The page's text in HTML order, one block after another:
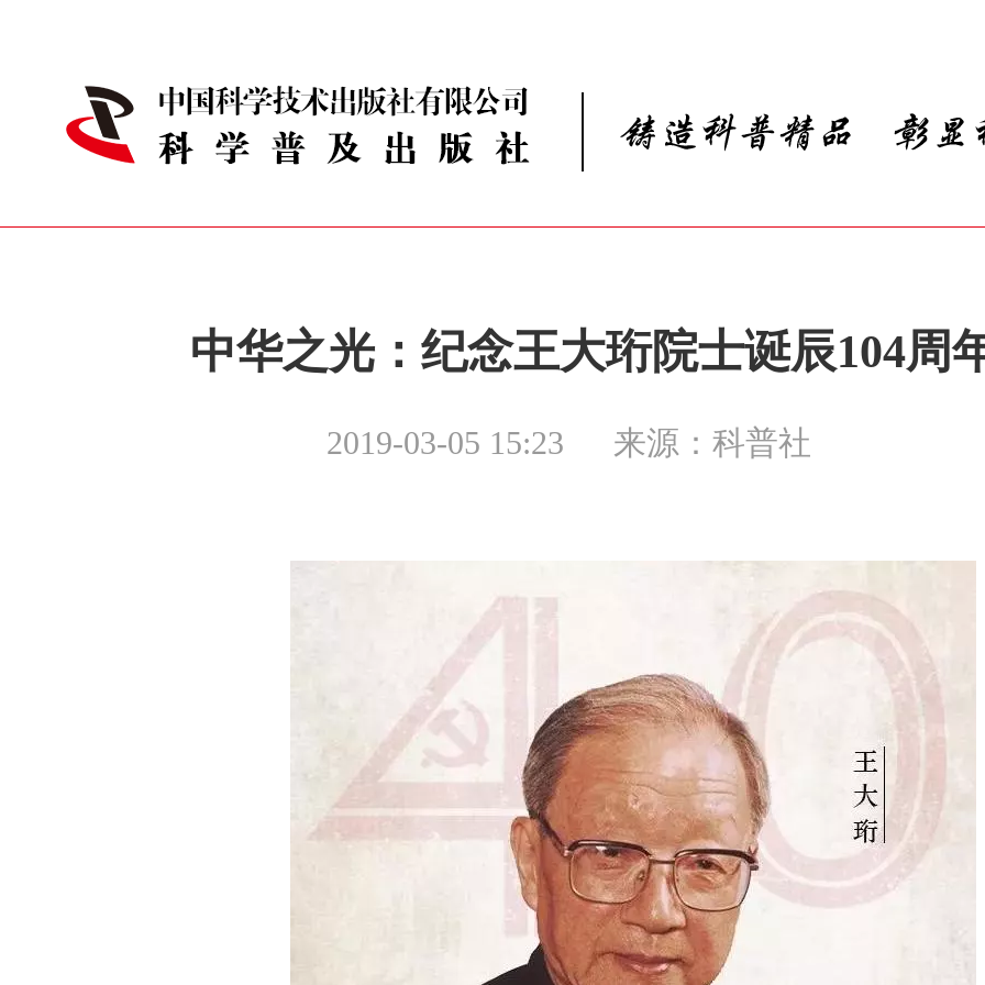
中华之光：纪念王大珩院士诞辰104周
2019-03-05 15:23 来源：科普社